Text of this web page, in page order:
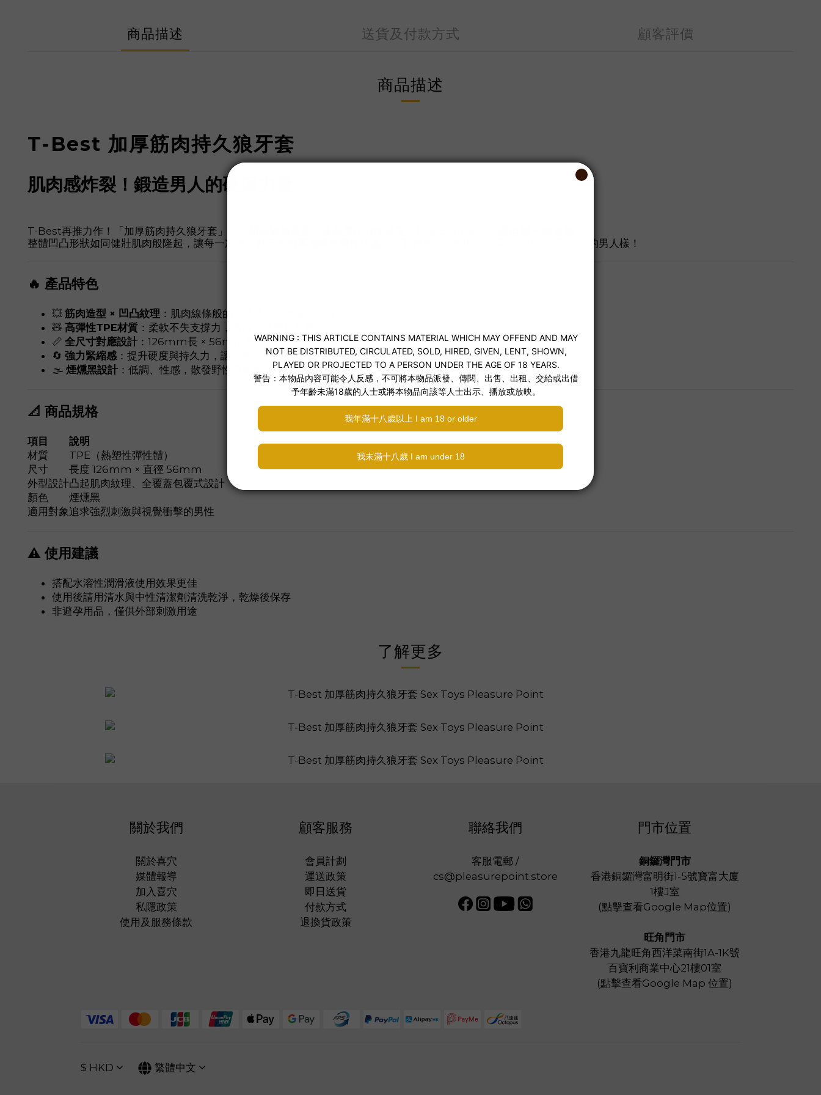
商品描述 送貨及付款方式 顧客評價
商品描述
T-Best 加厚筋肉持久狼牙套
肌肉感炸裂！鍛造男人的硬派力量
T-Best再推力作！「加厚筋肉持久狼牙套」結合
整體凹凸形狀如同健壯肌肉般隆起，讓每一次進出都充滿
。全面包覆、完美貼合，讓你在床上展現真正的男人樣！
🔥 產品特色
💥 筋肉造型 × 凹凸紋理 ：肌肉線條般的立體造型，摩擦感超強
🧸 高彈性TPE材質 ：柔軟不失支撐力，適合長時間持久戰
📏 全尺寸對應設計 ：126mm長 × 56mm寬，尺寸通吃、無痛貼合
🔄 強力緊縮感 ：提升硬度與持久力，讓你戰鬥到底不鬆懈
🌫 煙燻黑設計 ：低調、性感，散發野性荷爾蒙
📐 商品規格
項目
說明
材質
TPE（熱塑性彈性體）
尺寸
長度 126mm × 直徑 56mm
外型設計凸起肌肉紋理、全覆蓋包覆式設計
顏色
煙燻黑
適用對象追求強烈刺激與視覺衝擊的男性
⚠ 使用建議
搭配水溶性潤滑液使用效果更佳
使用後請用清水與中性清潔劑清洗乾淨，乾燥後保存
非避孕用品，僅供外部刺激用途
了解更多
關於我們
關於喜穴
媒體報導
加入喜穴
私隱政策
使用及服務條款
顧客服務
會員計劃
運送政策
即日送貨
付款方式
退換貨政策
聯絡我們
客服電郵 /
cs@pleasurepoint.store
門市位置
銅鑼灣門市
香港銅鑼灣富明街1-5號寶富大廈
1樓J室
(點擊查看Google Map位置)
旺角門市
香港九龍旺角西洋菜南街1A-1K號
百寶利商業中心21樓01室
(點擊查看Google Map 位置)
$ HKD 繁體中文